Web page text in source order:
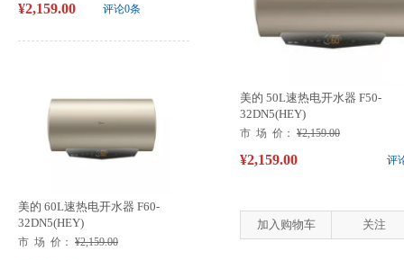
评论0条
¥2,159.00
美的 60L速热电开水器 F60-
32DN5(HEY)
市 场 价： ¥2,159.00
美的 50L速热电开水器 F50-
32DN5(HEY)
市 场 价： ¥2,159.00
评
¥2,159.00
加入购物车 关注